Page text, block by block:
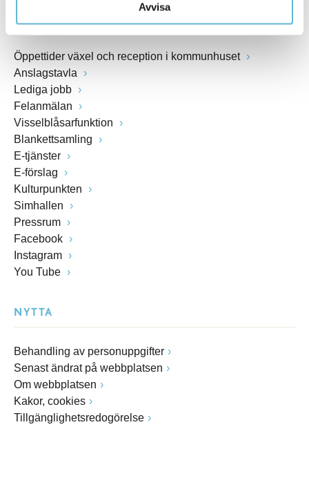
Avvisa
Öppettider växel och reception i kommunhuset
Anslagstavla
Lediga jobb
Felanmälan
Visselblåsarfunktion
Blankettsamling
E-tjänster
E-förslag
Kulturpunkten
Simhallen
Pressrum
Facebook
Instagram
You Tube
NYTTA
Behandling av personuppgifter
Senast ändrat på webbplatsen
Om webbplatsen
Kakor, cookies
Tillgänglighetsredogörelse